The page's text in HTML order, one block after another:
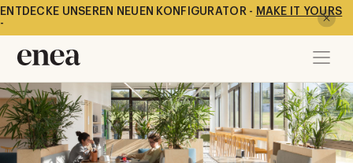
ENTDECKE UNSEREN NEUEN KONFIGURATOR - MAKE IT YOURS
-